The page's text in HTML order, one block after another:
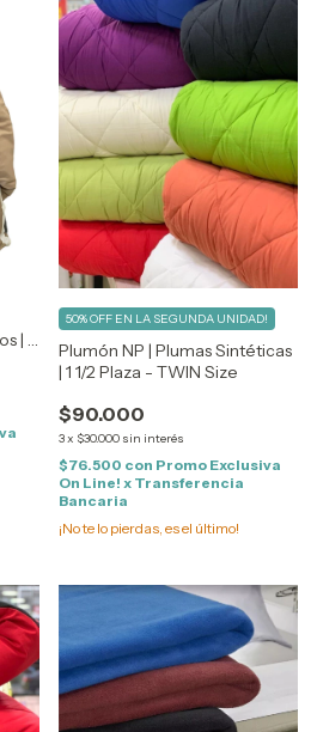
| 1
Plumón NP | Plumas Sintéticas
| 1 1/2 Plaza - TWIN Size
$90.000
3x $30.000 sin interés
50% OFF EN LA SEGUNDA UNIDAD!
$76.500 con Promo Exclusiva
On Line! x Transferencia
Bancaria
¡No te lo pierdas, es el último!